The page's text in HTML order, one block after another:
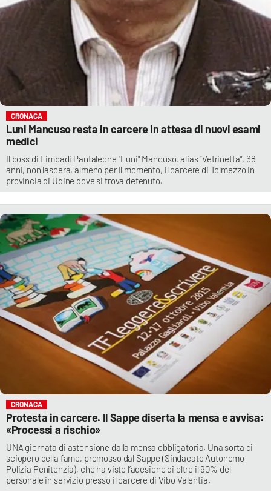
CRONACA
Luni Mancuso resta in carcere in attesa di nuovi esami
medici
Il boss di Limbadi Pantaleone "Luni" Mancuso, alias “Vetrinetta”, 68
anni, non lascerà, almeno per il momento, il carcere di Tolmezzo in
provincia di Udine dove si trova detenuto.
CRONACA
Protesta in carcere. Il Sappe diserta la mensa e avvisa:
«Processi a rischio»
UNA giornata di astensione dalla mensa obbligatoria. Una sorta di
sciopero della fame, promosso dal Sappe (Sindacato Autonomo
Polizia Penitenzia), che ha visto l’adesione di oltre il 90% del
personale in servizio presso il carcere di Vibo Valentia.